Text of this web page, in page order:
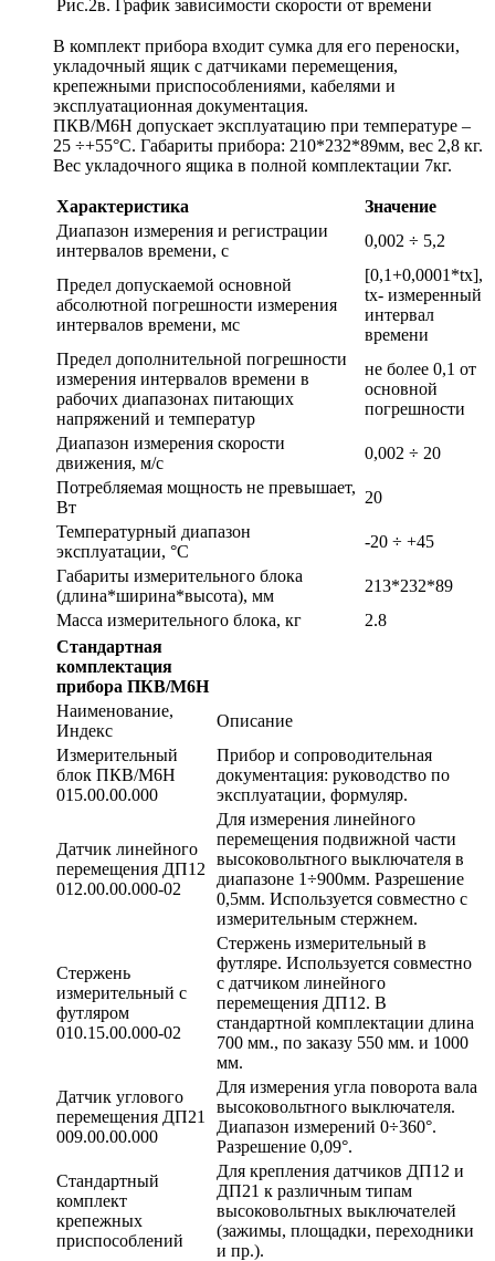
Рис.2в. График зависимости скорости от времени
В комплект прибора входит сумка для его переноски,
укладочный ящик с датчиками перемещения,
крепежными приспособлениями, кабелями и
эксплуатационная документация.
ПКВ/М6Н допускает эксплуатацию при температуре –
25 ÷+55°С. Габариты прибора: 210*232*89мм, вес 2,8 кг.
Вес укладочного ящика в полной комплектации 7кг.
Характеристика
Значение
Диапазон измерения и регистрации
интервалов времени, с
0,002 ÷ 5,2
Предел допускаемой основной
абсолютной погрешности измерения
интервалов времени, мс
[0,1+0,0001*tx],
tx- измеренный
интервал
времени
Предел дополнительной погрешности
измерения интервалов времени в
рабочих диапазонах питающих
напряжений и температур
не более 0,1 от
основной
погрешности
Диапазон измерения скорости
движения, м/с
0,002 ÷ 20
Потребляемая мощность не превышает,
Вт
20
Температурный диапазон
эксплуатации, °С
-20 ÷ +45
Габариты измерительного блока
(длина*ширина*высота), мм
213*232*89
Масса измерительного блока, кг
2.8
Стандартная
комплектация
прибора ПКВ/М6Н
Наименование,
Индекс
Описание
Измерительный
блок ПКВ/М6Н
015.00.00.000
Прибор и сопроводительная
документация: руководство по
эксплуатации, формуляр.
Датчик линейного
перемещения ДП12
012.00.00.000-02
Для измерения линейного
перемещения подвижной части
высоковольтного выключателя в
диапазоне 1÷900мм. Разрешение
0,5мм. Используется совместно с
измерительным стержнем.
Стержень
измерительный с
футляром
010.15.00.000-02
Стержень измерительный в
футляре. Используется совместно
с датчиком линейного
перемещения ДП12. В
стандартной комплектации длина
700 мм., по заказу 550 мм. и 1000
мм.
Датчик углового
перемещения ДП21
009.00.00.000
Для измерения угла поворота вала
высоковольтного выключателя.
Диапазон измерений 0÷360°.
Разрешение 0,09°.
Стандартный
комплект
крепежных
приспособлений
Для крепления датчиков ДП12 и
ДП21 к различным типам
высоковольтных выключателей
(зажимы, площадки, переходники
и пр.).